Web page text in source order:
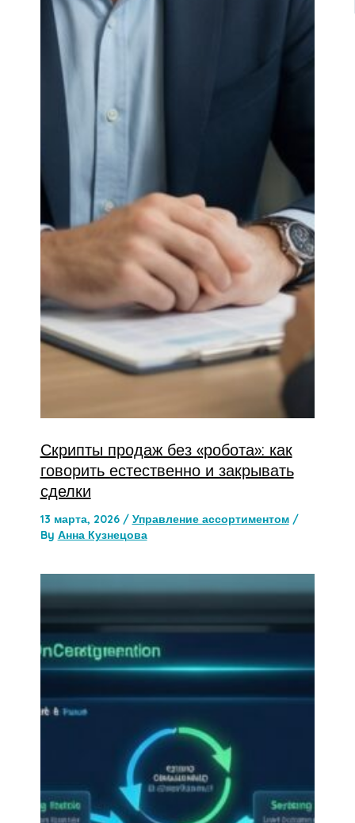
Скрипты продаж без «робота»: как
говорить естественно и закрывать
сделки
13 марта, 2026 / Управление ассортиментом/
By Анна Кузнецова